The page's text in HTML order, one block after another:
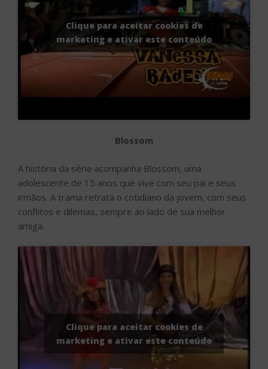
Clique para aceitar cookies de
marketing e ativar este conteúdo
Blossom
A história da série acompanha Blossom, uma
adolescente de 15 anos que vive com seu pai e seus
irmãos. A trama retrata o cotidiano da jovem, com seus
conflitos e dilemas, sempre ao lado de sua melhor
amiga.
Clique para aceitar cookies de
marketing e ativar este conteúdo